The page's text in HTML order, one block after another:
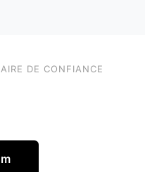
DE CONFIANCE